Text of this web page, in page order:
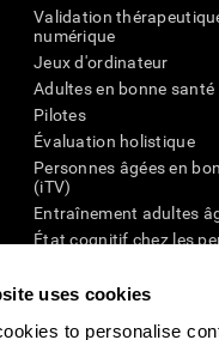
uses cookies
to personalise
Validation
numérique
Jeux d'ordinateur
Adultes en bonne santé
Pilotes
Évaluation holistique
Personnes âgées en
(iTV)
Entraînement adultes
État cognitif chez les
Révision systémique